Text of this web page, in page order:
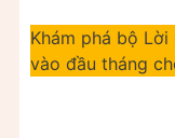
Khám phá bộ
vào đầu tháng